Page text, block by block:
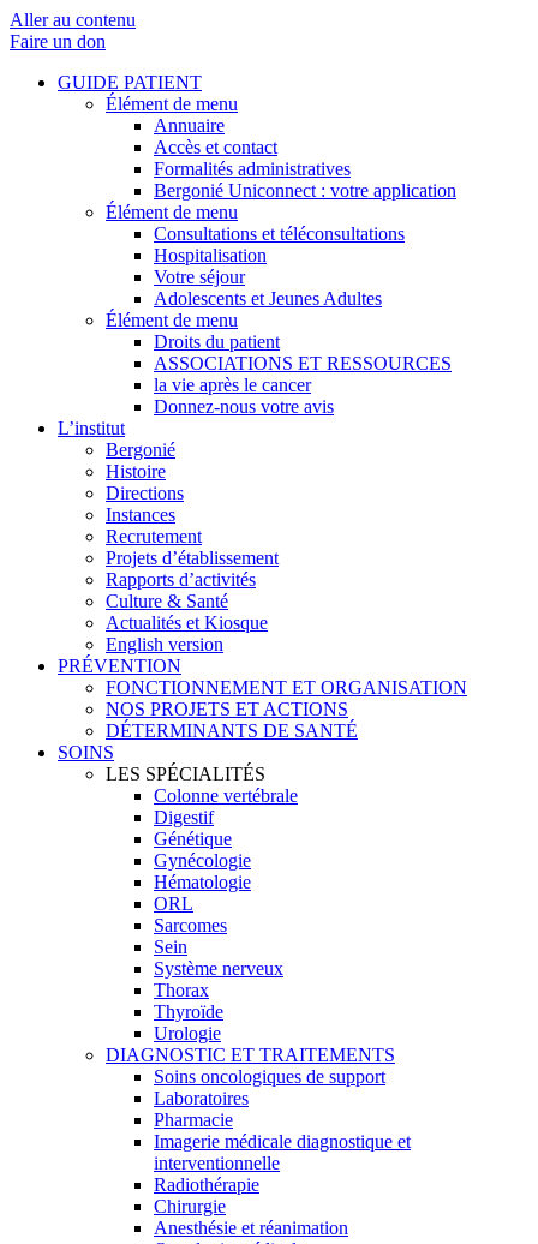
Aller au contenu
Faire un don
GUIDE PATIENT
Élément de menu
Annuaire
Accès et contact
Formalités administratives
Bergonié Uniconnect : votre application
Élément de menu
Consultations et téléconsultations
Hospitalisation
Votre séjour
Adolescents et Jeunes Adultes
Élément de menu
Droits du patient
ASSOCIATIONS ET RESSOURCES
la vie après le cancer
Donnez-nous votre avis
L’institut
Bergonié
Histoire
Directions
Instances
Recrutement
Projets d’établissement
Rapports d’activités
Culture & Santé
Actualités et Kiosque
English version
PRÉVENTION
FONCTIONNEMENT ET ORGANISATION
NOS PROJETS ET ACTIONS
DÉTERMINANTS DE SANTÉ
SOINS
LES SPÉCIALITÉS
Colonne vertébrale
Digestif
Génétique
Gynécologie
Hématologie
ORL
Sarcomes
Sein
Système nerveux
Thorax
Thyroïde
Urologie
DIAGNOSTIC ET TRAITEMENTS
Soins oncologiques de support
Laboratoires
Pharmacie
Imagerie médicale diagnostique et
interventionnelle
Radiothérapie
Chirurgie
Anesthésie et réanimation